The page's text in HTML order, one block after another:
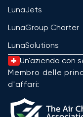
LunaJets
LunaGroup Charter
LunaSolutions
Un'azienda con
Membro delle
d'affari: